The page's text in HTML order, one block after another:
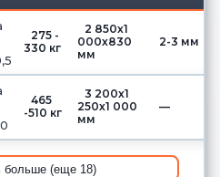
275 -
330 кг
2 850х1
000х830
мм
2-3 мм
465
-510 кг
3 200х1
250х1 000
мм
—
больше (еще 18)